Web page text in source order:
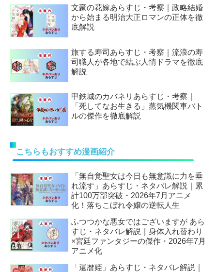
文豪の花嫁あらすじ・考察｜政略結婚
から始まる明治大正ロマンの正体を徹
底解説
旅する寿司あらすじ・考察｜流浪の寿
司職人が各地で結ぶ人情ドラマを徹底
解説
甲鉄城のカバネリあらすじ・考察｜
「死してなお生きる」蒸気機関車バト
ルの傑作を徹底解説
こちらもおすすめ漫画紹介
「無自覚聖女は今日も無意識に力を垂
れ流す」あらすじ・ネタバレ解説｜累
計100万部突破・2026年7月アニメ
化！落ちこぼれ令嬢の逆転人生
ふつつかな悪女ではございますが あら
すじ・ネタバレ解説｜身体入れ替わり
×宮廷ファンタジーの傑作・2026年7月
アニメ化
「還暦姫」あらすじ・ネタバレ解説｜